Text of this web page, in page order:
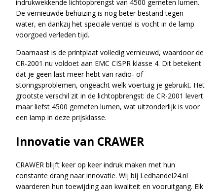
indrukwekkende lichtopbrengst van 4500 gemeten lumen.
De vernieuwde behuizing is nog beter bestand tegen
water, en dankzij het speciale ventiel is vocht in de lamp
voorgoed verleden tijd.
Daarnaast is de printplaat volledig vernieuwd, waardoor de
CR-2001 nu voldoet aan EMC CISPR klasse 4. Dit betekent
dat je geen last meer hebt van radio- of
storingsproblemen, ongeacht welk voertuig je gebruikt. Het
grootste verschil zit in de lichtopbrengst: de CR-2001 levert
maar liefst 4500 gemeten lumen, wat uitzonderlijk is voor
een lamp in deze prijsklasse.
Innovatie van CRAWER
CRAWER blijft keer op keer indruk maken met hun
constante drang naar innovatie. Wij bij Ledhandel24.nl
waarderen hun toewijding aan kwaliteit en vooruitgang. Elk